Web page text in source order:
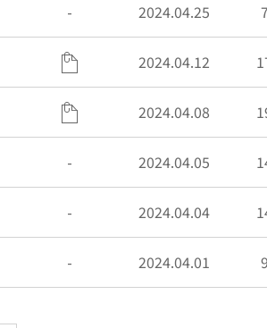
- 2024.04.25
2024.04.12
2024.04.08
- 2024.04.05
- 2024.04.04
- 2024.04.01